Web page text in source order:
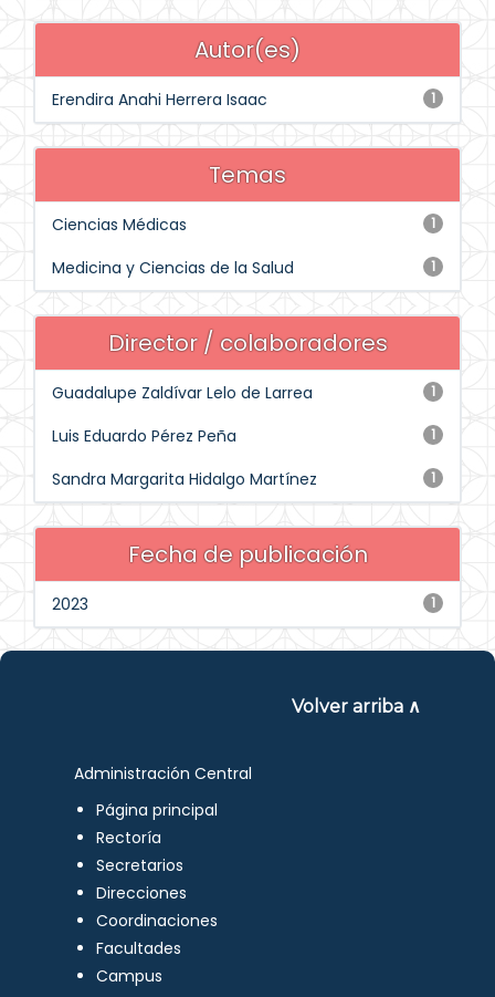
Autor(es)
1
Erendira Anahi Herrera Isaac
Temas
1
Ciencias Médicas
1
Medicina y Ciencias de la Salud
Director / colaboradores
1
Guadalupe Zaldívar Lelo de Larrea
1
Luis Eduardo Pérez Peña
1
Sandra Margarita Hidalgo Martínez
Fecha de publicación
1
2023
Volver arriba ∧
Administración Central
Página principal
Rectoría
Secretarios
Direcciones
Coordinaciones
Facultades
Campus